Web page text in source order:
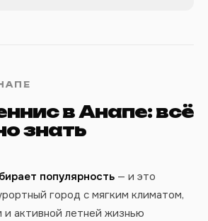
в Анапе: всё
знать
популярность — и это
город с мягким климатом,
активной летней жизнью